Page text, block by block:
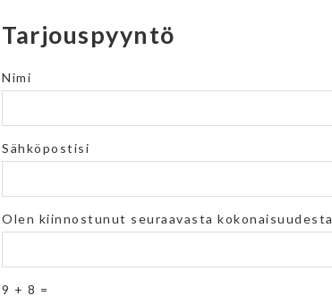
Tarjouspyyntö
Nimi
Sähköpostisi
Olen kiinnostunut seuraavasta kokonaisuudesta
9 + 8 =